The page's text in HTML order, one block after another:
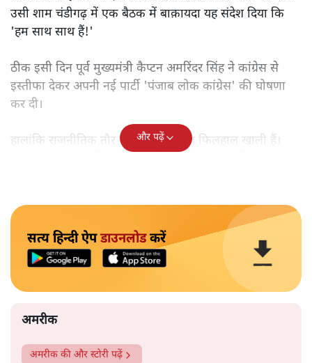
उसी शाम चंडीगढ़ में एक बैठक में बाक़ायदा यह संदेश दिया कि
'हम साथ साथ हैं!'
ठीक इसी दिन पूर्व मुख्यमंत्री कैप्टन अमरिंदर सिंह ने कांग्रेस से
इस्तीफा देकर अपनी नई पार्टी 'पंजाब लोक कांग्रेस' की घोषणा
कर दी।
हालांकि राजनीतिक तौर पर कैप्टन के हाथ फिलहाल खाली हैं।
और पढ़ें
सत्य हिन्दी ऐपडाउनलोडकरें
अमरीक
अमरीक की और स्टोरी पढ़ें